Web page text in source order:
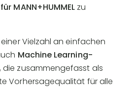
MANN+HUMMEL zu
Vielzahl an einfachen
Machine Learning-
, die zusammengefasst als
Vorhersagequalität für alle